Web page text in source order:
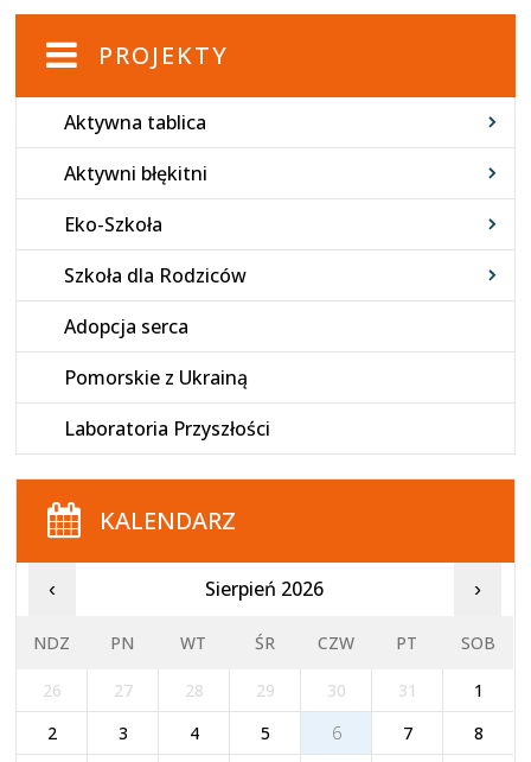
PROJEKTY
Aktywna tablica
Aktywni błękitni
Eko-Szkoła
Szkoła dla Rodziców
Adopcja serca
Pomorskie z Ukrainą
Laboratoria Przyszłości
KALENDARZ
‹ Sierpień 2026 ›
NDZ PN WT ŚR CZW PT SOB
26 27 28 29 30 31
1
2
3 4 5 6 7
8